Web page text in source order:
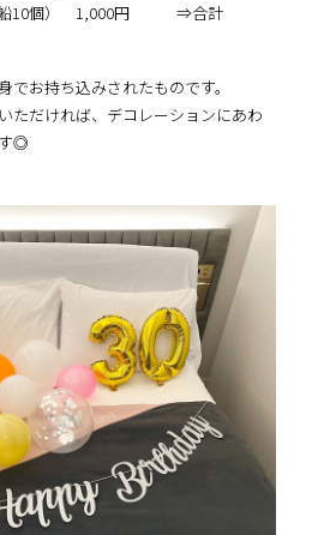
風船10個） 1,000円 ⇒合計
お持ち込みされたものです。
ただければ、デコレーションにあわ
◎